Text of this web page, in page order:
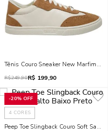
Tênis Couro Sneaker New Marfim E
R$249,90R$ 199,90
-20% OFF
4 CORES
Peep Toe Slingback Couro Soft Salto